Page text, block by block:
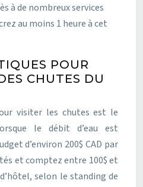
à de nombreux services
au moins 1 heure à cet
POUR
CHUTES DU
visiter les chutes est le
le débit d’eau est
d’environ 200$ CAD par
et comptez entre 100$ et
selon le standing de